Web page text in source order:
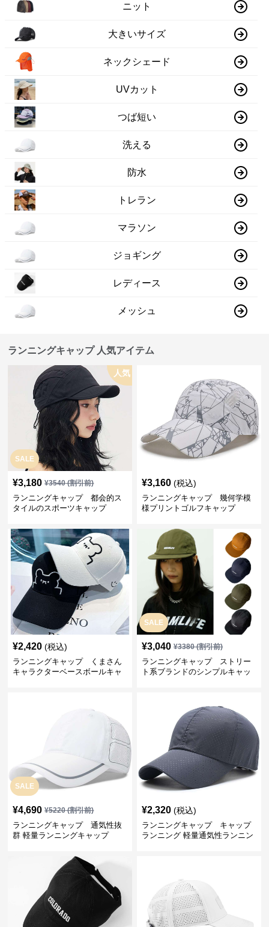
ニット
大きいサイズ
ネックシェード
UVカット
つば短い
洗える
防水
トレラン
マラソン
ジョギング
レディース
メッシュ
ランニングキャップ 人気アイテム
SALE
人気
¥3,180 ¥3540(割引前)
ランニングキャップ 都会的ス
タイルのスポーツキャップ
¥3,160 (税込)
ランニングキャップ 幾何学模
様プリントゴルフキャップ
¥2,420 (税込)
ランニングキャップ くまさん
キャラクターベースボールキャ
SALE
¥3,040 ¥3380(割引前)
ランニングキャップ ストリー
ト系ブランドのシンプルキャッ
SALE
¥4,690 ¥5220(割引前)
ランニングキャップ 通気性抜
群 軽量ランニングキャップ
¥2,320 (税込)
ランニングキャップ キャップ
ランニング 軽量通気性ランニン